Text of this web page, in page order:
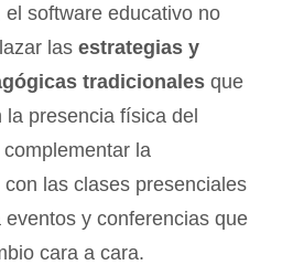
software educativo no
las estrategias y
tradicionales que
presencia física del
la
las clases presenciales
y conferencias que
cara a cara.